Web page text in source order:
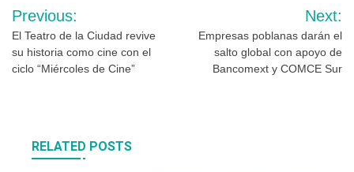
Navegación
de
entradas
Previous:
El Teatro de la Ciudad revive
su historia como cine con el
ciclo “Miércoles de Cine”
Next:
Empresas poblanas darán el
salto global con apoyo de
Bancomext y COMCE Sur
RELATED POSTS